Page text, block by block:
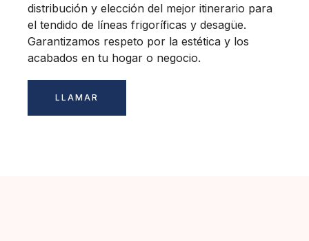
distribución y elección del mejor itinerario para
el tendido de líneas frigoríficas y desagüe.
Garantizamos respeto por la estética y los
acabados en tu hogar o negocio.
LLAMAR